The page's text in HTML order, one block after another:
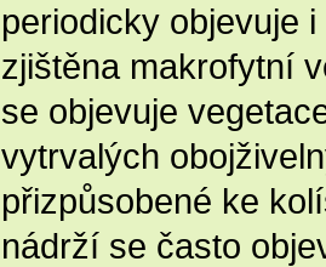
periodicky objevuje
zjištěna makrofytní
se objevuje
vytrvalých
přizpůsobené ke
nádrží se často